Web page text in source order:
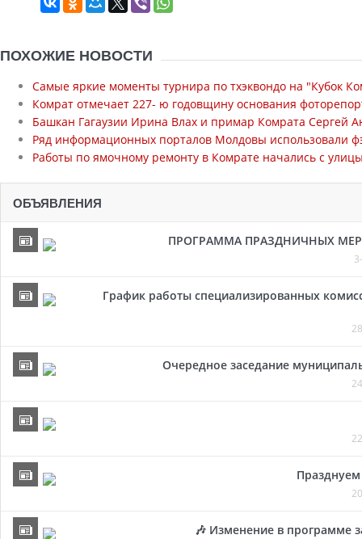
ПОХОЖИЕ НОВОСТИ
Самые яркие моменты турнира по тхэквондо на "Кубок
Комрат отмечает 227- ю годовщину основания
Башкан Гагаузии Ирина Влах и примар Комрата Сергей
Ряд информационных порталов Молдовы использовали
Работы по ямочному ремонту в Комрате начались с
ОБЪЯВЛЕНИЯ
ПРОГРАММА ПРАЗДНИЧНЫХ
График работы специализированных
Очередное заседание
Празднуем
🎶 Изменение в программе